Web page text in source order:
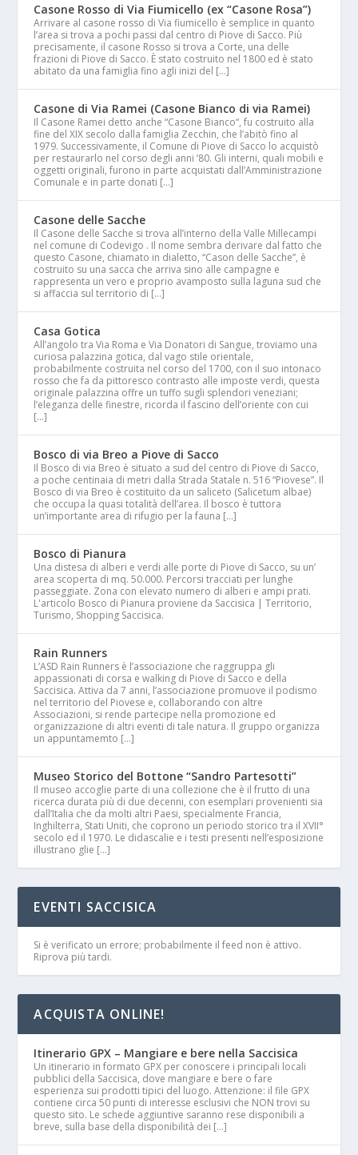
Casone Rosso di Via Fiumicello (ex “Casone Rosa”)
Arrivare al casone rosso di Via fiumicello è semplice in quanto
l’area si trova a pochi passi dal centro di Piove di Sacco. Più
precisamente, il casone Rosso si trova a Corte, una delle
frazioni di Piove di Sacco. È stato costruito nel 1800 ed è stato
abitato da una famiglia fino agli inizi del […]
Casone di Via Ramei (Casone Bianco di via Ramei)
Il Casone Ramei detto anche “Casone Bianco“, fu costruito alla
fine del XIX secolo dalla famiglia Zecchin, che l’abitò fino al
1979. Successivamente, il Comune di Piove di Sacco lo acquistò
per restaurarlo nel corso degli anni ’80. Gli interni, quali mobili e
oggetti originali, furono in parte acquistati dall’Amministrazione
Comunale e in parte donati […]
Casone delle Sacche
Il Casone delle Sacche si trova all’interno della Valle Millecampi
nel comune di Codevigo . Il nome sembra derivare dal fatto che
questo Casone, chiamato in dialetto, “Cason delle Sacche”, è
costruito su una sacca che arriva sino alle campagne e
rappresenta un vero e proprio avamposto sulla laguna sud che
si affaccia sul territorio di […]
Casa Gotica
All’angolo tra Via Roma e Via Donatori di Sangue, troviamo una
curiosa palazzina gotica, dal vago stile orientale,
probabilmente costruita nel corso del 1700, con il suo intonaco
rosso che fa da pittoresco contrasto alle imposte verdi, questa
originale palazzina offre un tuffo sugli splendori veneziani;
l’eleganza delle finestre, ricorda il fascino dell’oriente con cui
[…]
Bosco di via Breo a Piove di Sacco
Il Bosco di via Breo è situato a sud del centro di Piove di Sacco,
a poche centinaia di metri dalla Strada Statale n. 516 “Piovese”. Il
Bosco di via Breo è costituito da un saliceto (Salicetum albae)
che occupa la quasi totalità dell’area. Il bosco è tuttora
un’importante area di rifugio per la fauna […]
Bosco di Pianura
Una distesa di alberi e verdi alle porte di Piove di Sacco, su un’
area scoperta di mq. 50.000. Percorsi tracciati per lunghe
passeggiate. Zona con elevato numero di alberi e ampi prati.
L'articolo Bosco di Pianura proviene da Saccisica | Territorio,
Turismo, Shopping Saccisica.
Rain Runners
L’ASD Rain Runners è l’associazione che raggruppa gli
appassionati di corsa e walking di Piove di Sacco e della
Saccisica. Attiva da 7 anni, l’associazione promuove il podismo
nel territorio del Piovese e, collaborando con altre
Associazioni, si rende partecipe nella promozione ed
organizzazione di altri eventi di tale natura. Il gruppo organizza
un appuntamemto […]
Museo Storico del Bottone “Sandro Partesotti”
Il museo accoglie parte di una collezione che è il frutto di una
ricerca durata più di due decenni, con esemplari provenienti sia
dall’Italia che da molti altri Paesi, specialmente Francia,
Inghilterra, Stati Uniti, che coprono un periodo storico tra il XVII°
secolo ed il 1970. Le didascalie e i testi presenti nell’esposizione
illustrano glie […]
EVENTI SACCISICA
Si è verificato un errore; probabilmente il feed non è attivo.
Riprova più tardi.
ACQUISTA ONLINE!
Itinerario GPX – Mangiare e bere nella Saccisica
Un itinerario in formato GPX per conoscere i principali locali
pubblici della Saccisica, dove mangiare e bere o fare
esperienza sui prodotti tipici del luogo. Attenzione: il file GPX
contiene circa 50 punti di interesse esclusivi che NON trovi su
questo sito. Le schede aggiuntive saranno rese disponibili a
breve, sulla base della disponibilità dei […]